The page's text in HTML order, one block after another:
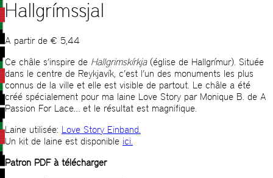
Hallgrímssjal
A partir de € 5,44
Ce châle s’inspire de Hallgrimskírkja(église de Hallgrímur). Située
dans le centre de Reykjavík, c’est l’un des monuments les plus
connus de la ville et elle est visible de partout. Le châle a été
créé spécialement pour ma laine Love Story par Monique B. de A
Passion For Lace… et le résultat est magnifique.
Laine utilisée: Love Story Einband.
Un kit de laine est disponible ici.
Patron PDF à télécharger